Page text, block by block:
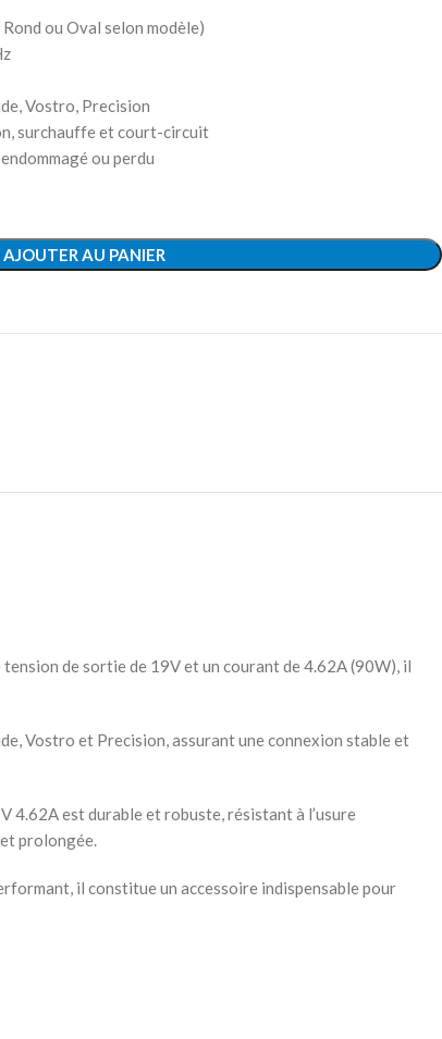
Rond ou Oval selon modèle)
Vostro, Precision
surchauffe et court-circuit
ou perdu
AJOUTER AU PANIER
de sortie de 19V et un courant de 4.62A (90W), il
Vostro et Precision, assurant une connexion stable et
4.62A est durable et robuste, résistant à l’usure
prolongée.
il constitue un accessoire indispensable pour